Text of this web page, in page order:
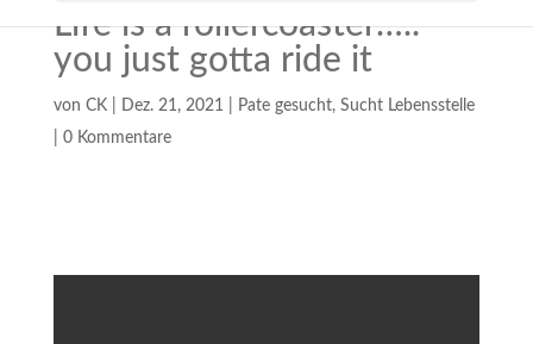
Life is a rollercoaster…..
you just gotta ride it
von CK| Dez. 21, 2021 Pate gesucht, Sucht Lebensstelle
0 Kommentare